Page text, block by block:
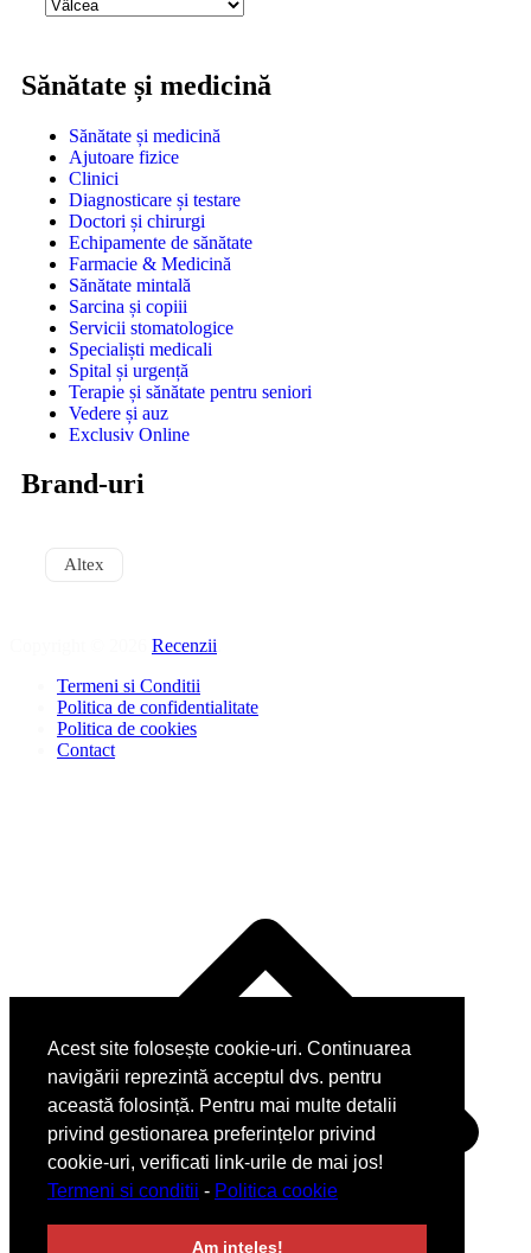
Acest site folosește cookie-uri. Continuarea
navigării reprezintă acceptul dvs. pentru
această folosință. Pentru mai multe detalii
privind gestionarea preferințelor privind
cookie-uri, verificati link-urile de mai jos!
Termeni si conditii - Politica cookie
Am inteles!
Sănătate și medicină
Sănătate și medicină
Ajutoare fizice
Clinici
Diagnosticare și testare
Doctori și chirurgi
Echipamente de sănătate
Farmacie & Medicină
Sănătate mintală
Sarcina și copiii
Servicii stomatologice
Specialiști medicali
Spital și urgență
Terapie și sănătate pentru seniori
Vedere și auz
Exclusiv Online
Brand-uri
Altex
Recenzii
Termeni si Conditii
Politica de confidentialitate
Politica de cookies
Contact